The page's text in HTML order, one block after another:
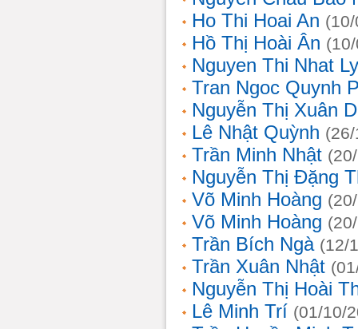
Ho Thi Hoai An
Hồ Thị Hoài Ân
Nguyen Thi Nhat Ly
Tran Ngoc Quynh
Nguyễn Thị Xuân
Lê Nhật Quỳnh
Trần Minh Nhật
Nguyễn Thị Đặng
Võ Minh Hoàng
Võ Minh Hoàng
Trần Bích Ngà (12/
Trần Xuân Nhật
Nguyễn Thị Hoài
Lê Minh Trí (01/10/